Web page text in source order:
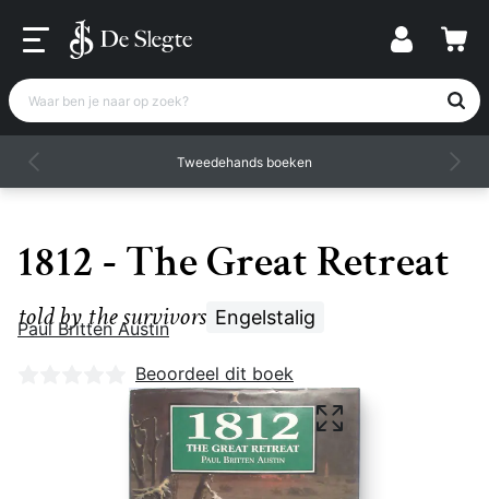
Waar ben je naar op zoek?
Tweedehands boeken
1812 - The Great Retreat
told by the survivors Engelstalig
Paul Britten Austin
Nog geen beoordelingen
Beoordeel dit boek